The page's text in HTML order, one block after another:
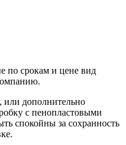
по срокам и цене вид
или дополнительно
с пенопластовыми
спокойны за сохранность